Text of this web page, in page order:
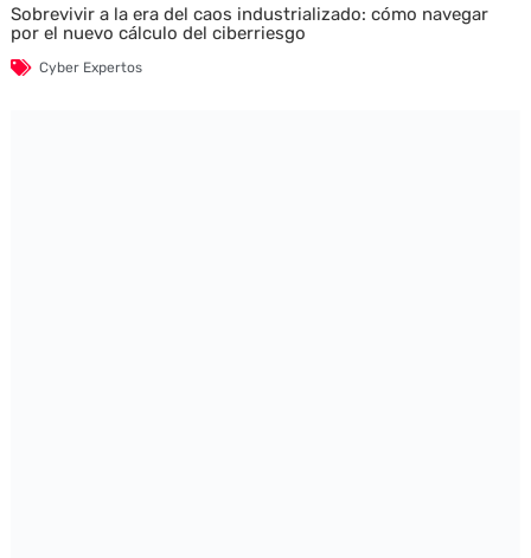
Sobrevivir a la era del caos industrializado: cómo navegar
por el nuevo cálculo del ciberriesgo
Cyber Expertos